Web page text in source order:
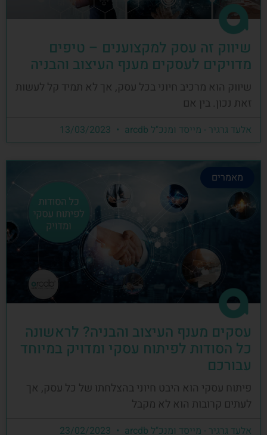
שיווק זה עסק למקצוענים – טיפים
מדויקים לעסקים מענף העיצוב והבניה
שיווק הוא מרכיב חיוני בכל עסק, אך לא תמיד קל לעשות
זאת נכון. בין אם
אלעד גרגיר - מייסד ומנכ"ל arcdb
מאמרים
עסקים מענף העיצוב והבניה? לראשונה
כל הסודות לפיתוח עסקי ומדויק במיוחד
עבורכם
פיתוח עסקי הוא היבט חיוני בהצלחתו של כל עסק, אך
לעתים קרובות הוא לא מקבל
אלעד גרגיר - מייסד ומנכ"ל arcdb